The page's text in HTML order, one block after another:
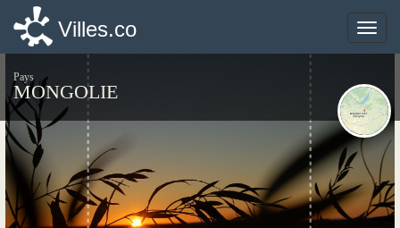
Toggle
Villes.co
Pays
MONGOLIE
Toggle
Villes.co